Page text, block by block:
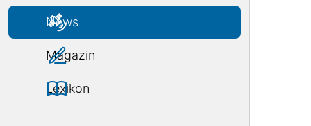
News
Magazin
Lexikon